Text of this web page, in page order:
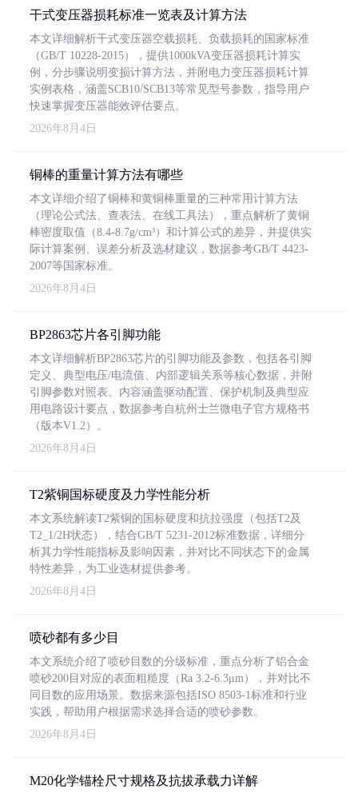
干式变压器损耗标准一览表及计算方法
本文详细解析干式变压器空载损耗、负载损耗的国家标准
（GB/T 10228-2015），提供1000kVA变压器损耗计算实
例，分步骤说明变损计算方法，并附电力变压器损耗计算
实例表格，涵盖SCB10/SCB13等常见型号参数，指导用户
快速掌握变压器能效评估要点。
2026年8月4日
铜棒的重量计算方法有哪些
本文详细介绍了铜棒和黄铜棒重量的三种常用计算方法
（理论公式法、查表法、在线工具法），重点解析了黄铜
棒密度取值（8.4-8.7g/cm³）和计算公式的差异，并提供实
际计算案例、误差分析及选材建议，数据参考GB/T 4423-
2007等国家标准。
2026年8月4日
BP2863芯片各引脚功能
本文详细解析BP2863芯片的引脚功能及参数，包括各引脚
定义、典型电压/电流值、内部逻辑关系等核心数据，并附
引脚参数对照表。内容涵盖驱动配置、保护机制及典型应
用电路设计要点，数据参考自杭州士兰微电子官方规格书
（版本V1.2）。
2026年8月4日
T2紫铜国标硬度及力学性能分析
本文系统解读T2紫铜的国标硬度和抗拉强度（包括T2及
T2_1/2H状态），结合GB/T 5231-2012标准数据，详细分
析其力学性能指标及影响因素，并对比不同状态下的金属
特性差异，为工业选材提供参考。
2026年8月4日
喷砂都有多少目
本文系统介绍了喷砂目数的分级标准，重点分析了铝合金
喷砂200目对应的表面粗糙度（Ra 3.2-6.3μm），并对比不
同目数的应用场景。数据来源包括ISO 8503-1标准和行业
实践，帮助用户根据需求选择合适的喷砂参数。
2026年8月4日
M20化学锚栓尺寸规格及抗拔承载力详解